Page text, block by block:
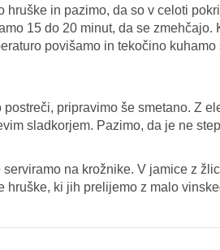
hruške in pazimo, da so v celoti
15 do 20 minut, da se
povišamo in tekočino
postreči, pripravimo še smetano. Z
sladkorjem. Pazimo, da je ne
na krožnike. V jamice z
hruške, ki jih prelijemo z malo